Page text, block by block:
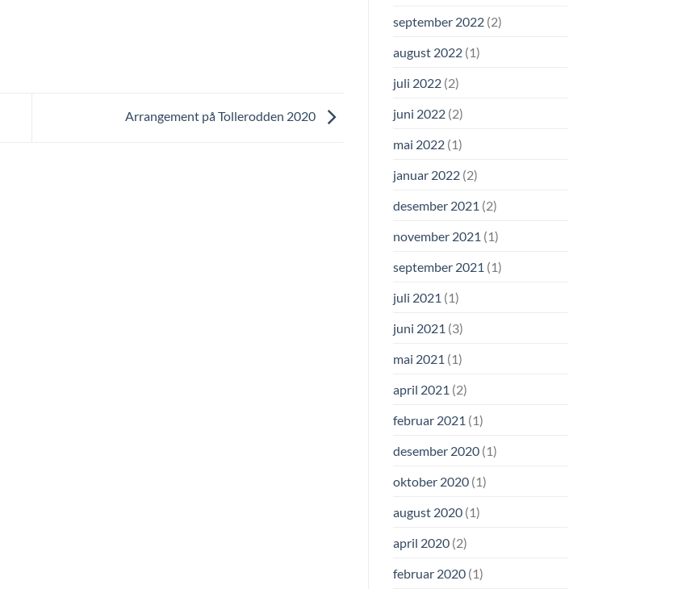
Arrangement på Tollerodden 2020
september 2022(2)
august 2022(1)
juli 2022(2)
juni 2022(2)
mai 2022(1)
januar 2022(2)
desember 2021 (2)
november 2021 (1)
september 2021 (1)
juli 2021 (1)
juni 2021 (3)
mai 2021 (1)
april 2021 (2)
februar 2021 (1)
desember 2020(1)
oktober 2020(1)
august 2020(1)
april 2020(2)
februar 2020(1)